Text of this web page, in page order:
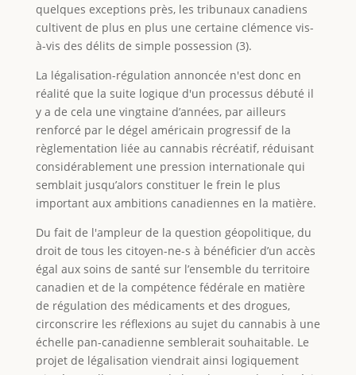
quelques exceptions près, les tribunaux canadiens
cultivent de plus en plus une certaine clémence vis-
à-vis des délits de simple possession (3).
La légalisation-régulation annoncée n'est donc en
réalité que la suite logique d'un processus débuté il
y a de cela une vingtaine d’années, par ailleurs
renforcé par le dégel américain progressif de la
règlementation liée au cannabis récréatif, réduisant
considérablement une pression internationale qui
semblait jusqu’alors constituer le frein le plus
important aux ambitions canadiennes en la matière.
Du fait de l'ampleur de la question géopolitique, du
droit de tous les citoyen-ne-s à bénéficier d’un accès
égal aux soins de santé sur l’ensemble du territoire
canadien et de la compétence fédérale en matière
de régulation des médicaments et des drogues,
circonscrire les réflexions au sujet du cannabis à une
échelle pan-canadienne semblerait souhaitable. Le
projet de légalisation viendrait ainsi logiquement